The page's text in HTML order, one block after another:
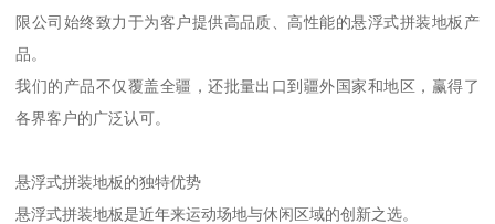
限公司始终致力于为客户提供高品质、高性能的悬浮式拼装地板产
品。
我们的产品不仅覆盖全疆，还批量出口到疆外国家和地区，赢得了
各界客户的广泛认可。
悬浮式拼装地板的独特优势
悬浮式拼装地板是近年来运动场地与休闲区域的创新之选。